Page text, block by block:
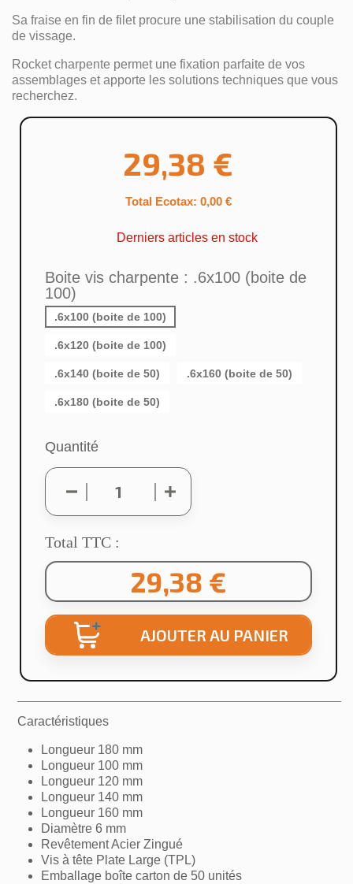
Sa fraise en fin de filet procure une stabilisation du couple
de vissage.
Rocket charpente permet une fixation parfaite de vos
assemblages et apporte les solutions techniques que vous
recherchez.
29,38 €
Total Ecotax: 0,00 €
Derniers articles en stock
Boite vis charpente : .6x100 (boite de
100)
.6x100 (boite de 100)
.6x120 (boite de 100)
.6x140 (boite de 50) .6x160 (boite de 50)
.6x180 (boite de 50)
Quantité
Total TTC :
29,38 €
AJOUTER AU PANIER
Caractéristiques
Longueur 180 mm
Longueur 100 mm
Longueur 120 mm
Longueur 140 mm
Longueur 160 mm
Diamètre 6 mm
Revêtement Acier Zingué
Vis à tête Plate Large (TPL)
Emballage boîte carton de 50 unités
Créer une liste d'envies
Nom de la liste d'envies
Annuler Créer une liste d'envies